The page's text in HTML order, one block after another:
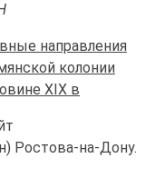
направления
колонии
XIX в
Ростова-на-Дону.